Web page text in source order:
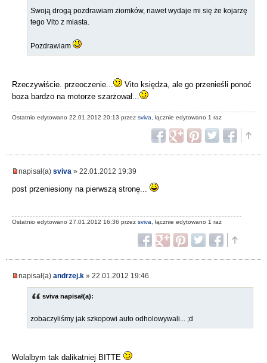
Swoją drogą pozdrawiam ziomków, nawet wydaje mi się że kojarzę
tego Vito z miasta.
Pozdrawiam
Rzeczywiście. przeoczenie...
Vito księdza, ale go przenieśli ponoć
boza bardzo na motorze szarżował...
Ostatnio edytowano 22.01.2012 20:13 przez sviva, łącznie edytowano 1 raz
napisał(a) sviva » 22.01.2012 19:39
post przeniesiony na pierwszą stronę...
Ostatnio edytowano 27.01.2012 16:36 przez sviva , łącznie edytowano 1 raz
napisał(a) andrzej.k » 22.01.2012 19:46
sviva napisał(a):
zobaczyliśmy jak szkopowi auto odholowywali... ;d
Wolalbym tak dalikatniej BITTE